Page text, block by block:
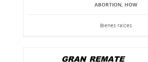
ABORTION, HOW
Bienes raíces